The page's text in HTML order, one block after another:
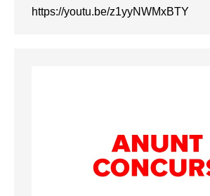
https://youtu.be/z1yyNWMxBTY